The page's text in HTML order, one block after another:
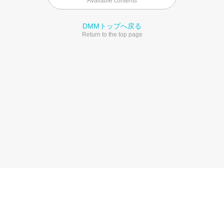
DMMトップへ戻る
Return to the top page